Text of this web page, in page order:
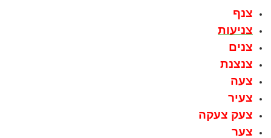
צנף
צניעות
צנים
צנצנת
צעה
צעיר
צעק צעקה
צער